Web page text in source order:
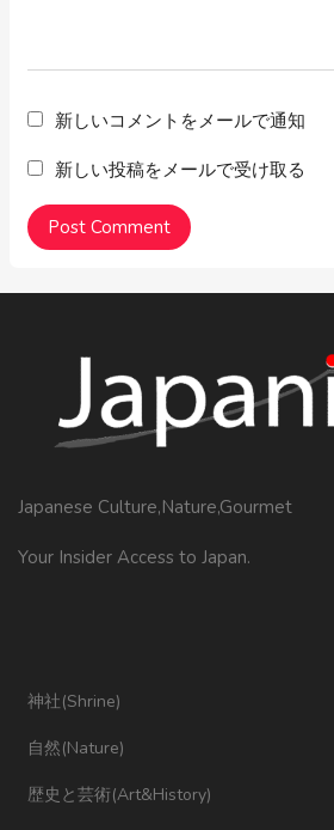
新しいコメントをメールで通知
新しい投稿をメールで受け取る
Japanese Culture,Nature,Gourmet
Your Insider Access to Japan.
神社(Shrine)
自然(Nature)
歴史と芸術(Art&History)